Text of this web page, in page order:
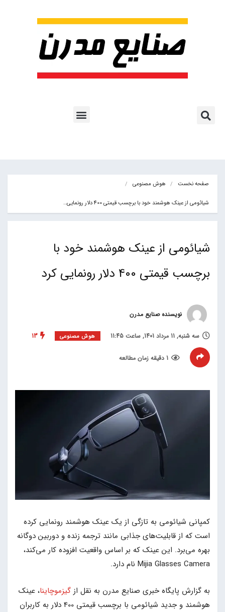
صفحه نخست هوش مصنوعی
شیائومی از عینک هوشمند خود با برچسب قیمتی 400 دلار رونمایی…
شیائومی از عینک هوشمند خود با
برچسب قیمتی 400 دلار رونمایی کرد
نویسنده صنایع مدرن
سه شنبه, 11 مرداد 1401, ساعت 11:45 هوش مصنوعی 13
1 دقیقه زمان مطالعه
کمپانی شیائومی به تازگی از یک عینک هوشمند رونمایی کرده
است که از قابلیت‌های جذابی مانند ترجمه زنده و دوربین دوگانه
بهره می‌برد. این عینک که بر اساس واقعیت افزوده کار می‌کند،
Mijia Glasses Camera نام دارد.
به گزارش پایگاه خبری صنایع مدرن به نقل از گیزموچاینا، عینک
هوشمند و جدید شیائومی با برچسب قیمتی 400 دلار به کاربران